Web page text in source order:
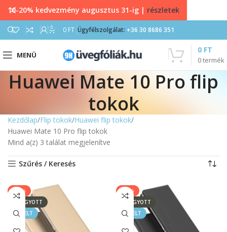
0 0 FT Ügyfélszolgálat: +36 30 8686 351
MENÜ
0termék
0 FT
Huawei Mate 10 Pro flip
tokok
Kezdőlap Flip tokok Huawei flip tokok
Huawei Mate 10 Pro flip tokok
Mind a(z) 3 találat megjelenítve
Szűrés / Keresés
-50%
ELFOGYOTT
KIEMELT
-50%
ELFOGYOTT
KIEMELT
10-20% kedvezmény augusztus 31-ig | részletek